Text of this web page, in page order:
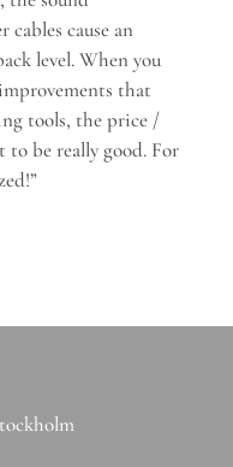
cables cause an
level. When you
that
tools, the price /
to be really good. For